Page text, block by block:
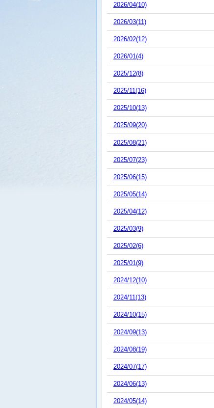
2026/04(10)
2026/03(11)
2026/02(12)
2026/01(4)
2025/12(8)
2025/11(16)
2025/10(13)
2025/09(20)
2025/08(21)
2025/07(23)
2025/06(15)
2025/05(14)
2025/04(12)
2025/03(9)
2025/02(6)
2025/01(9)
2024/12(10)
2024/11(13)
2024/10(15)
2024/09(13)
2024/08(19)
2024/07(17)
2024/06(13)
2024/05(14)